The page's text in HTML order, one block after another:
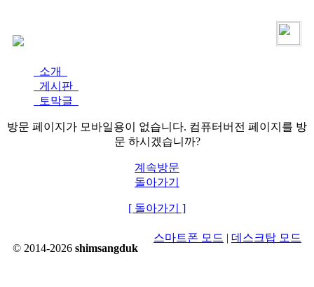
소개
게시판
토막글
방문 페이지가 모바일용이 없습니다. 컴퓨터버전 페이지를 방
문 하시겠습니까?
계속방문
돌아가기
[ 돌아가기 ]
© 2014-2026 shimsangduk
스마트폰 모드 | 데스크탑 모드